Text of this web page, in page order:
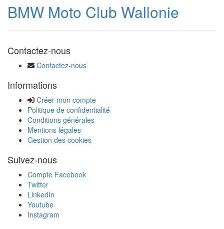
BMW Moto Club Wallonie
Contactez-nous
Contactez-nous
Informations
Créer mon compte
Politique de confidentialité
Conditions générales
Mentions légales
Gestion des cookies
Suivez-nous
Compte Facebook
Twitter
LinkedIn
Youtube
Instagram